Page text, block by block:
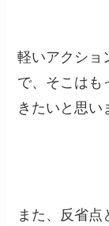
軽いアクショ
で、そこはも
きたいと思い
また、反省点